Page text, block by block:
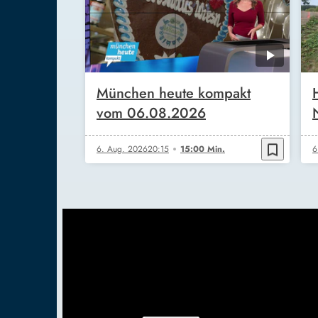
München heute kompakt
vom 06.08.2026
6. Aug. 202620:15 15:00 Min. bookmark_border